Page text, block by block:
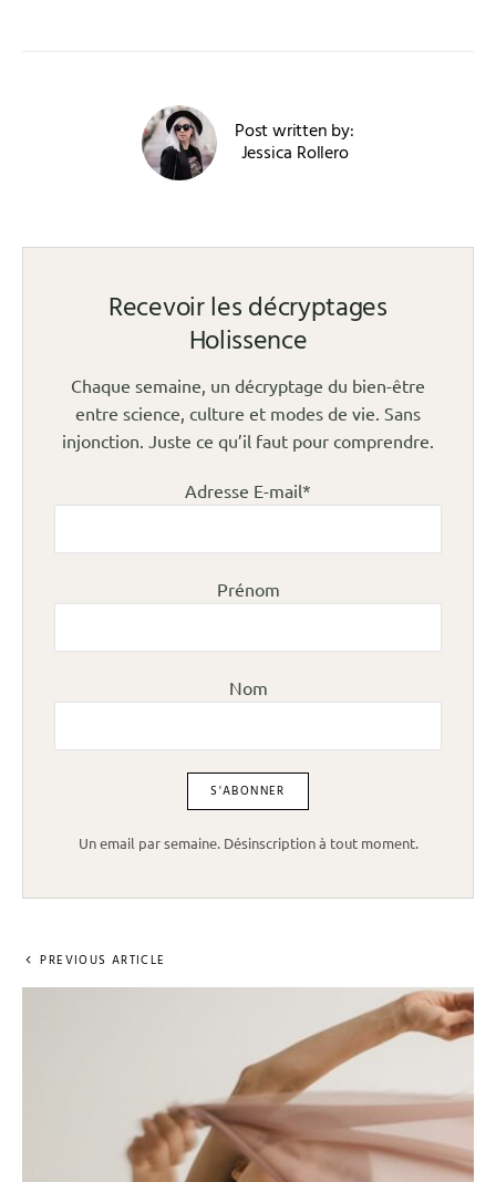
Post written by:
Jessica Rollero
Recevoir les décryptages
Holissence
Chaque semaine, un décryptage du bien-être
entre science, culture et modes de vie. Sans
injonction. Juste ce qu’il faut pour comprendre.
Adresse E-mail*
Prénom
Nom
Un email par semaine. Désinscription à tout moment.
PREVIOUS ARTICLE